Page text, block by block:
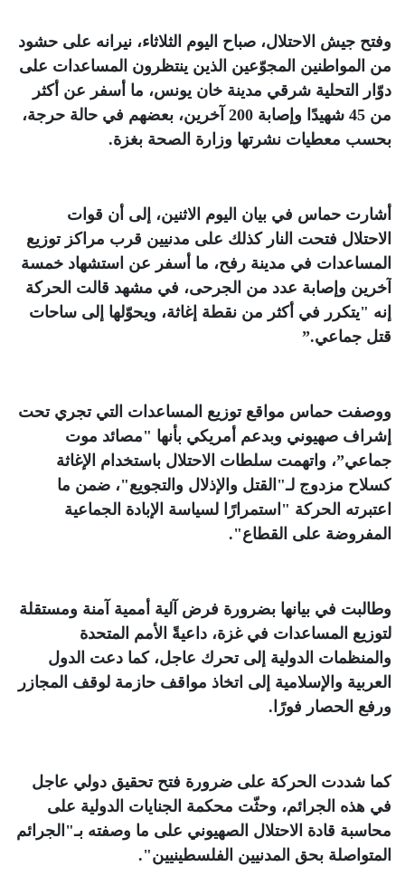
وفتح جيش الاحتلال، صباح اليوم الثلاثاء، نيرانه على حشود
من المواطنين المجوّعين الذين ينتظرون المساعدات على
دوّار التحلية شرقي مدينة خان يونس، ما أسفر عن أكثر
من 45 شهيدًا وإصابة 200 آخرين، بعضهم في حالة حرجة،
بحسب معطيات نشرتها وزارة الصحة بغزة.
أشارت حماس في بيان اليوم الاثنين، إلى أن قوات
الاحتلال فتحت النار كذلك على مدنيين قرب مراكز توزيع
المساعدات في مدينة رفح، ما أسفر عن استشهاد خمسة
آخرين وإصابة عدد من الجرحى، في مشهد قالت الحركة
إنه "يتكرر في أكثر من نقطة إغاثة، ويحوّلها إلى ساحات
قتل جماعي”.
ووصفت حماس مواقع توزيع المساعدات التي تجري تحت
إشراف صهيوني وبدعم أمريكي بأنها "مصائد موت
جماعي”، واتهمت سلطات الاحتلال باستخدام الإغاثة
كسلاح مزدوج لـ"القتل والإذلال والتجويع"، ضمن ما
اعتبرته الحركة "استمرارًا لسياسة الإبادة الجماعية
المفروضة على القطاع".
وطالبت في بيانها بضرورة فرض آلية أممية آمنة ومستقلة
لتوزيع المساعدات في غزة، داعيةً الأمم المتحدة
والمنظمات الدولية إلى تحرك عاجل، كما دعت الدول
العربية والإسلامية إلى اتخاذ مواقف حازمة لوقف المجازر
ورفع الحصار فورًا .
كما شددت الحركة على ضرورة فتح تحقيق دولي عاجل
في هذه الجرائم، وحثّت محكمة الجنايات الدولية على
محاسبة قادة الاحتلال الصهيوني على ما وصفته بـ"الجرائم
المتواصلة بحق المدنيين الفلسطينيين".